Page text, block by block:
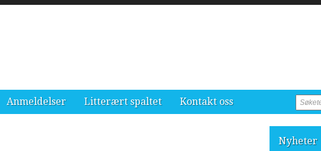
Anmeldelser Litterært spaltet Kontakt oss
Nyheter